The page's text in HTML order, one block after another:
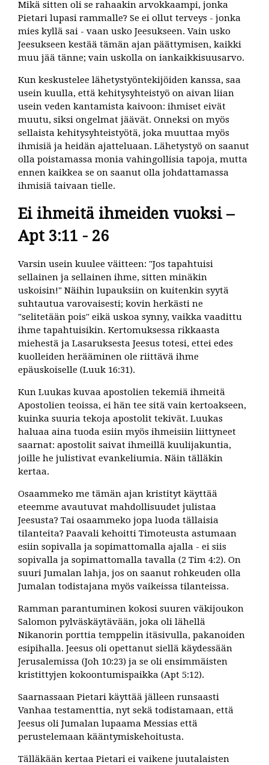
Mikä sitten oli se rahaakin arvokkaampi, jonka
Pietari lupasi rammalle? Se ei ollut terveys - jonka
mies kyllä sai - vaan usko Jeesukseen. Vain usko
Jeesukseen kestää tämän ajan päättymisen, kaikki
muu jää tänne; vain uskolla on iankaikkisuusarvo.
Kun keskustelee lähetystyöntekijöiden kanssa, saa
usein kuulla, että kehitysyhteistyö on aivan liian
usein veden kantamista kaivoon: ihmiset eivät
muutu, siksi ongelmat jäävät. Onneksi on myös
sellaista kehitysyhteistyötä, joka muuttaa myös
ihmisiä ja heidän ajatteluaan. Lähetystyö on saanut
olla poistamassa monia vahingollisia tapoja, mutta
ennen kaikkea se on saanut olla johdattamassa
ihmisiä taivaan tielle.
Ei ihmeitä ihmeiden vuoksi –
Apt 3:11 - 26
Varsin usein kuulee väitteen: "Jos tapahtuisi
sellainen ja sellainen ihme, sitten minäkin
uskoisin!" Näihin lupauksiin on kuitenkin syytä
suhtautua varovaisesti; kovin herkästi ne
"selitetään pois" eikä uskoa synny, vaikka vaadittu
ihme tapahtuisikin. Kertomuksessa rikkaasta
miehestä ja Lasaruksesta Jeesus totesi, ettei edes
kuolleiden herääminen ole riittävä ihme
epäuskoiselle (Luuk 16:31).
Kun Luukas kuvaa apostolien tekemiä ihmeitä
Apostolien teoissa, ei hän tee sitä vain kertoakseen,
kuinka suuria tekoja apostolit tekivät. Luukas
haluaa aina tuoda esiin myös ihmeisiin liittyneet
saarnat: apostolit saivat ihmeillä kuulijakuntia,
joille he julistivat evankeliumia. Näin tälläkin
kertaa.
Osaammeko me tämän ajan kristityt käyttää
eteemme avautuvat mahdollisuudet julistaa
Jeesusta? Tai osaammeko jopa luoda tällaisia
tilanteita? Paavali kehoitti Timoteusta astumaan
esiin sopivalla ja sopimattomalla ajalla - ei siis
sopivalla ja sopimattomalla tavalla (2 Tim 4:2). On
suuri Jumalan lahja, jos on saanut rohkeuden olla
Jumalan todistajana myös vaikeissa tilanteissa.
Ramman parantuminen kokosi suuren väkijoukon
Salomon pylväskäytävään, joka oli lähellä
Nikanorin porttia temppelin itäsivulla, pakanoiden
esipihalla. Jeesus oli opettanut siellä käydessään
Jerusalemissa (Joh 10:23) ja se oli ensimmäisten
kristittyjen kokoontumispaikka (Apt 5:12).
Saarnassaan Pietari käyttää jälleen runsaasti
Vanhaa testamenttia, nyt sekä todistamaan, että
Jeesus oli Jumalan lupaama Messias että
perustelemaan kääntymiskehoitusta.
Tälläkään kertaa Pietari ei vaikene juutalaisten